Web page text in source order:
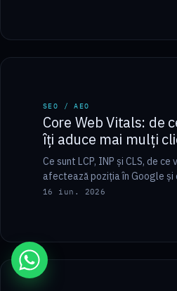
SEO / AEO
SEO / AEO
Core Web Vitals: de
îți aduce mai mulți
Ce sunt LCP, INP și CLS, de
afectează poziția în Google și
verifici cu PageSpeed și ce…
16 iun. 2026